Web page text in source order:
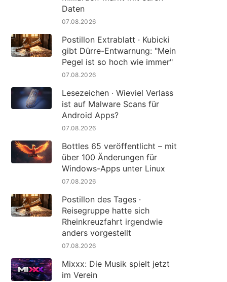
Daten
07.08.2026
Postillon Extrablatt · Kubicki
gibt Dürre-Entwarnung: "Mein
Pegel ist so hoch wie immer"
07.08.2026
Lesezeichen · Wieviel Verlass
ist auf Malware Scans für
Android Apps?
07.08.2026
Bottles 65 veröffentlicht – mit
über 100 Änderungen für
Windows-Apps unter Linux
07.08.2026
Postillon des Tages ·
Reisegruppe hatte sich
Rheinkreuzfahrt irgendwie
anders vorgestellt
07.08.2026
Mixxx: Die Musik spielt jetzt
im Verein